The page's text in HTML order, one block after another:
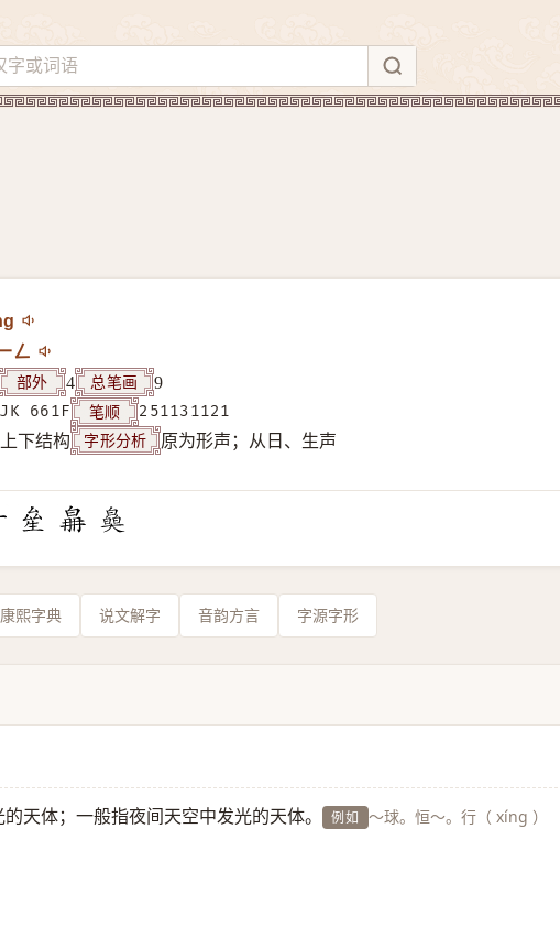
ㄥ
部外 4 总笔画 9
661F 笔顺 251131121
上下结构 字形分析 原为形声；从日、生声
康熙字典 说文解字 音韵方言 字源字形
天体；一般指夜间天空中发光的天体。 例如 ～球。恒～。行（ xíng ）